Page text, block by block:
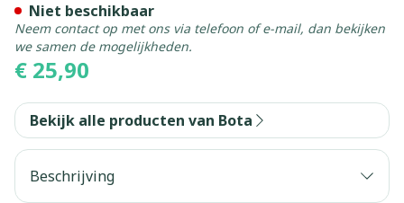
€ 25,90
Niet beschikbaar
Neem contact op met ons via telefoon of e-mail, dan bekijken
we samen de mogelijkheden.
Bekijk alle producten van Bota
Beschrijving